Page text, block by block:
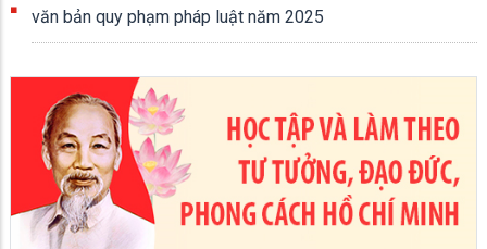
văn bản quy phạm pháp luật năm 2025